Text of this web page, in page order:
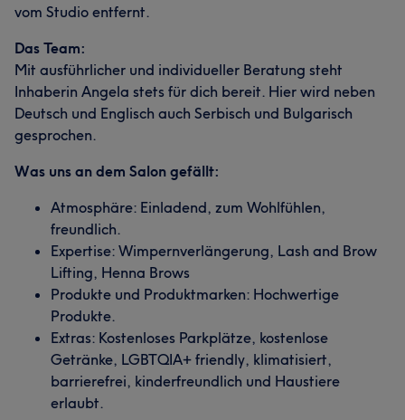
vom Studio entfernt.
Das Team:
Mit ausführlicher und individueller Beratung steht
Inhaberin Angela stets für dich bereit. Hier wird neben
Deutsch und Englisch auch Serbisch und Bulgarisch
gesprochen.
Was uns an dem Salon gefällt:
Atmosphäre: Einladend, zum Wohlfühlen,
freundlich.
Expertise: Wimpernverlängerung, Lash and Brow
Lifting, Henna Brows
Produkte und Produktmarken: Hochwertige
Produkte.
Extras: Kostenloses Parkplätze, kostenlose
Getränke, LGBTQIA+ friendly, klimatisiert,
barrierefrei, kinderfreundlich und Haustiere
erlaubt.